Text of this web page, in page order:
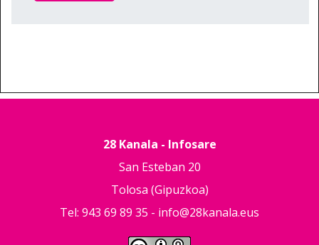
28 Kanala - Infosare
San Esteban 20
Tolosa (Gipuzkoa)
Tel: 943 69 89 35 - info@28kanala.eus